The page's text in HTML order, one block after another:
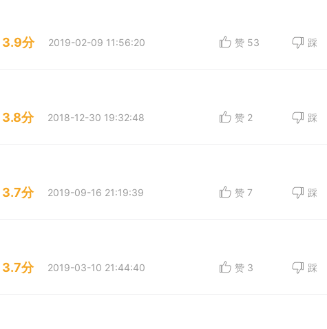
3.9分 2019-02-09 11:56:20 赞 53 踩
3.8分 2018-12-30 19:32:48 赞 2 踩
3.7分 2019-09-16 21:19:39 赞 7 踩
3.7分 2019-03-10 21:44:40 赞 3 踩